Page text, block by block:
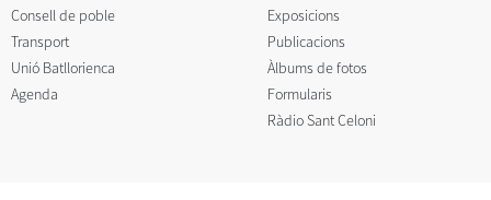
Consell de poble
Transport
Unió Batllorienca
Agenda
Exposicions
Publicacions
Àlbums de fotos
Formularis
Ràdio Sant Celoni